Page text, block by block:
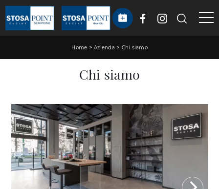
Home > Azienda > Chi siamo
Chi siamo